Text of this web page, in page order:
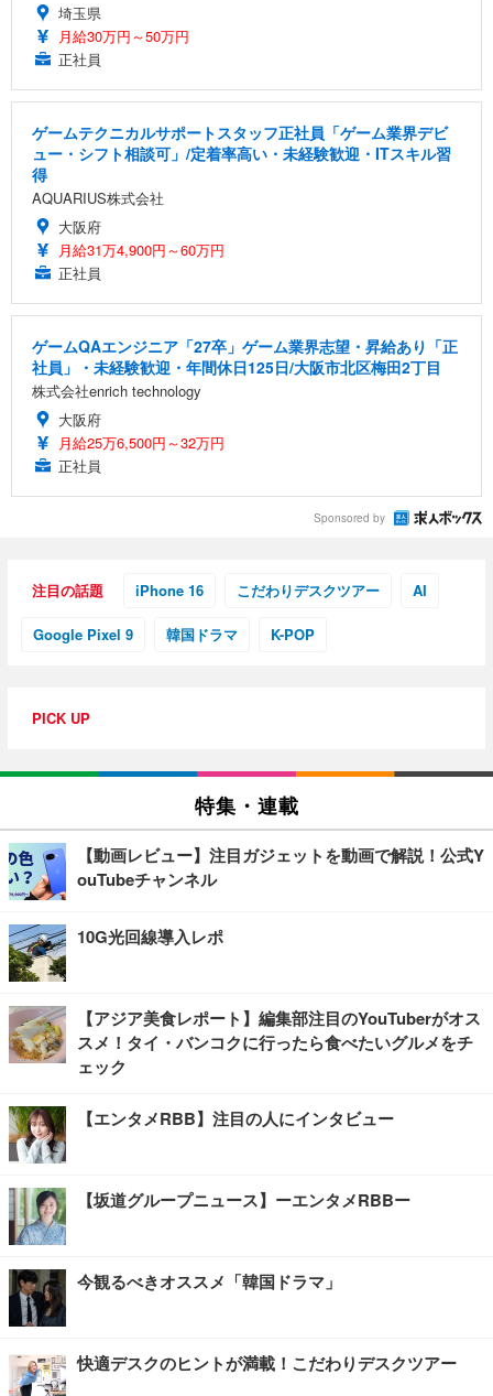
埼玉県
月給30万円～50万円
正社員
ゲームテクニカルサポートスタッフ正社員「ゲーム業界デビ
ュー・シフト相談可」/定着率高い・未経験歓迎・ITスキル習
得
AQUARIUS株式会社
大阪府
月給31万4,900円～60万円
正社員
ゲームQAエンジニア「27卒」ゲーム業界志望・昇給あり「正
社員」・未経験歓迎・年間休日125日/大阪市北区梅田2丁目
株式会社enrich technology
大阪府
月給25万6,500円～32万円
正社員
Sponsored by
注目の話題 iPhone 16 こだわりデスクツアー AI
Google Pixel 9 韓国ドラマ K-POP
PICK UP
特集・連載
【動画レビュー】注目ガジェットを動画で解説！公式Y
ouTubeチャンネル
10G光回線導入レポ
【アジア美食レポート】編集部注目のYouTuberがオス
スメ！タイ・バンコクに行ったら食べたいグルメをチ
ェック
【エンタメRBB】注目の人にインタビュー
【坂道グループニュース】ーエンタメRBBー
今観るべきオススメ「韓国ドラマ」
快適デスクのヒントが満載！こだわりデスクツアー